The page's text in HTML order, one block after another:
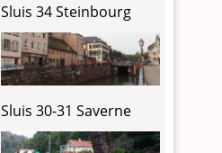
Sluis 34 Steinbourg
Sluis 30-31 Saverne